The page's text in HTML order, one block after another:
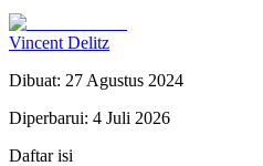
Vincent Delitz
Dibuat: 27 Agustus 2024
Diperbarui: 4 Juli 2026
Daftar isi